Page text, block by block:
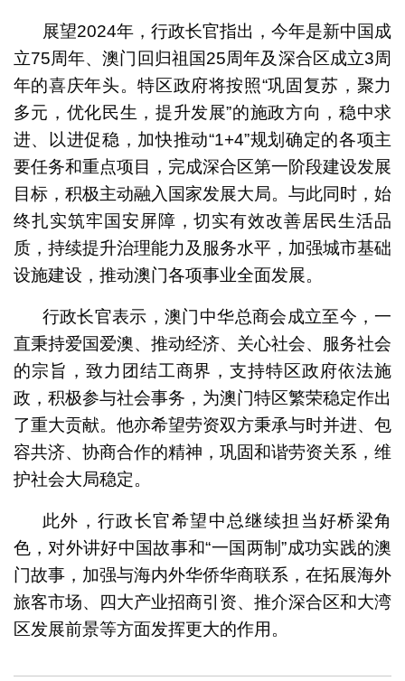
展望2024年，行政长官指出，今年是新中国成
立75周年、澳门回归祖国25周年及深合区成立3周
年的喜庆年头。特区政府将按照“巩固复苏，聚力
多元，优化民生，提升发展”的施政方向，稳中求
进、以进促稳，加快推动“1+4”规划确定的各项主
要任务和重点项目，完成深合区第一阶段建设发展
目标，积极主动融入国家发展大局。与此同时，始
终扎实筑牢国安屏障，切实有效改善居民生活品
质，持续提升治理能力及服务水平，加强城市基础
设施建设，推动澳门各项事业全面发展。
行政长官表示，澳门中华总商会成立至今，一
直秉持爱国爱澳、推动经济、关心社会、服务社会
的宗旨，致力团结工商界，支持特区政府依法施
政，积极参与社会事务，为澳门特区繁荣稳定作出
了重大贡献。他亦希望劳资双方秉承与时并进、包
容共济、协商合作的精神，巩固和谐劳资关系，维
护社会大局稳定。
此外，行政长官希望中总继续担当好桥梁角
色，对外讲好中国故事和“一国两制”成功实践的澳
门故事，加强与海内外华侨华商联系，在拓展海外
旅客市场、四大产业招商引资、推介深合区和大湾
区发展前景等方面发挥更大的作用。